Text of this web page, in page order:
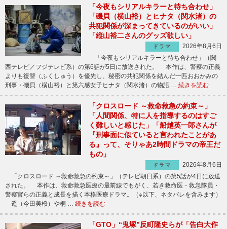
「今夜もシリアルキラーと待ち合わせ」
「磯貝（横山裕）とヒナタ（関水渚）の
共犯関係が深まってきているのがいい」
「縦山裕二さんのグッズ欲しい」
ドラマ
2026年8月6日
「今夜もシリアルキラーと待ち合わせ」（関
西テレビ／フジテレビ系）の第6話が5日に放送された。 本作は、警察の正義
よりも復讐（ふくしゅう）を優先し、秘密の共犯関係を結んだ一匹おおかみの
刑事・磯貝（横山裕）と第六感女子ヒナタ（関水渚）の物語 … 続きを読む
「クロスロード ～救命救急の約束～」
「人間関係、特に人を指導するのはすご
く難しいと感じた」「船越英一郎さんが
『刑事面に似ていると言われたことがあ
る』って、そりゃあ2時間ドラマの帝王だ
もの」
ドラマ
2026年8月6日
「クロスロード ～救命救急の約束～」（テレビ朝日系）の第5話が4日に放送
された。 本作は、救命救急医療の最前線でもがく、若き救命医・救急隊員・
警察官らの正義と成長を描く本格医療ドラマ。（※以下、ネタバレを含みます）
遥（今田美桜）や桐 … 続きを読む
「GTO」“鬼塚”反町隆史らが「告白大作